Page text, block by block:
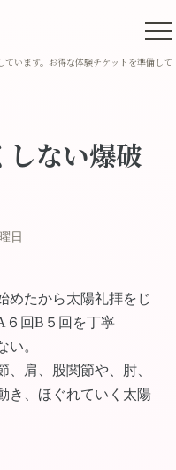
います。お得な体験チケットを準備して
ない爆破
日
たから太陽礼拝をじ
６回B５回を丁寧
い。
肩、股関節や、肘、
き、ほぐれていく太陽